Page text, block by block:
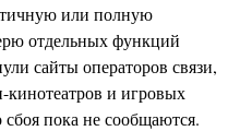
или полную
отдельных функций
сайты операторов связи,
кинотеатров и игровых
пока не сообщаются.